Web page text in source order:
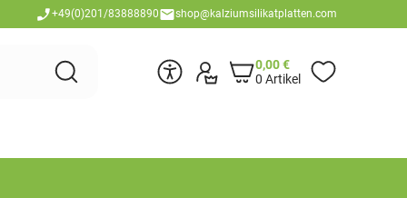
+49(0)201/83888890 shop@kalziumsilikatplatten.com
0,00€
0 Artikel